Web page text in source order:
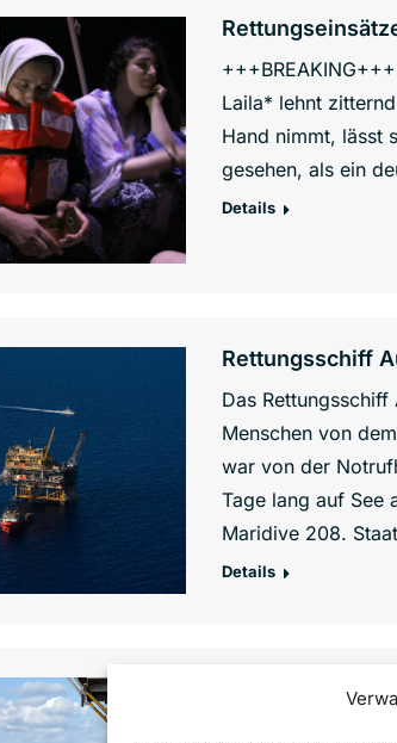
Laila* lehnt
Hand nimmt, lässt
gesehen, als ein
Details
Rettungsschiff
Das
Menschen von
war von der
Tage lang auf See
Maridive 208.
Details
Rettungsschiff
Das Sea-Watch